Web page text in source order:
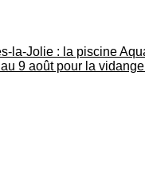
la-Jolie : la piscine
9 août pour la